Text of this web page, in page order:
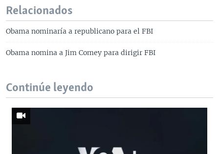
Relacionados
Obama nominaría a republicano para el FBI
Obama nomina a Jim Comey para dirigir FBI
Continúe leyendo